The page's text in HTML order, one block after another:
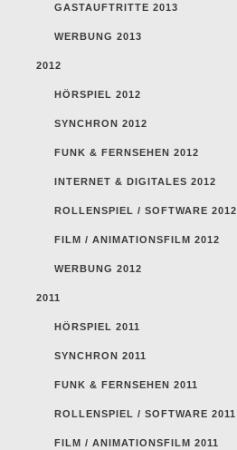
GASTAUFTRITTE 2013
WERBUNG 2013
2012
HÖRSPIEL 2012
SYNCHRON 2012
FUNK & FERNSEHEN 2012
INTERNET & DIGITALES 2012
ROLLENSPIEL / SOFTWARE 2012
FILM / ANIMATIONSFILM 2012
WERBUNG 2012
2011
HÖRSPIEL 2011
SYNCHRON 2011
FUNK & FERNSEHEN 2011
ROLLENSPIEL / SOFTWARE 2011
FILM / ANIMATIONSFILM 2011